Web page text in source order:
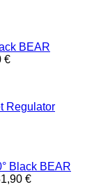
BEAR
€
Regulator
BEAR
€